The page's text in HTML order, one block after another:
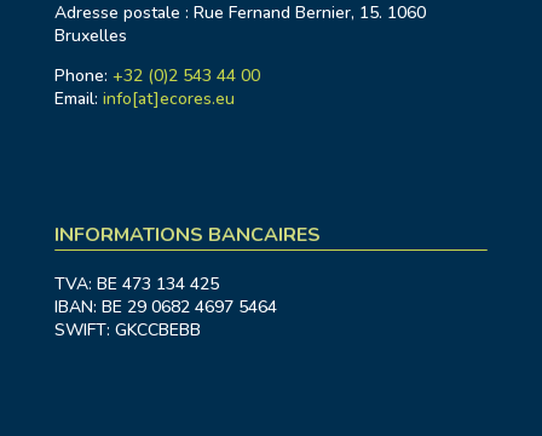
Adresse postale : Rue Fernand Bernier, 15. 1060
Bruxelles
Phone: +32 (0)2 543 44 00
Email: info[at]ecores.eu
INFORMATIONS BANCAIRES
TVA: BE 473 134 425
IBAN: BE 29 0682 4697 5464
SWIFT: GKCCBEBB